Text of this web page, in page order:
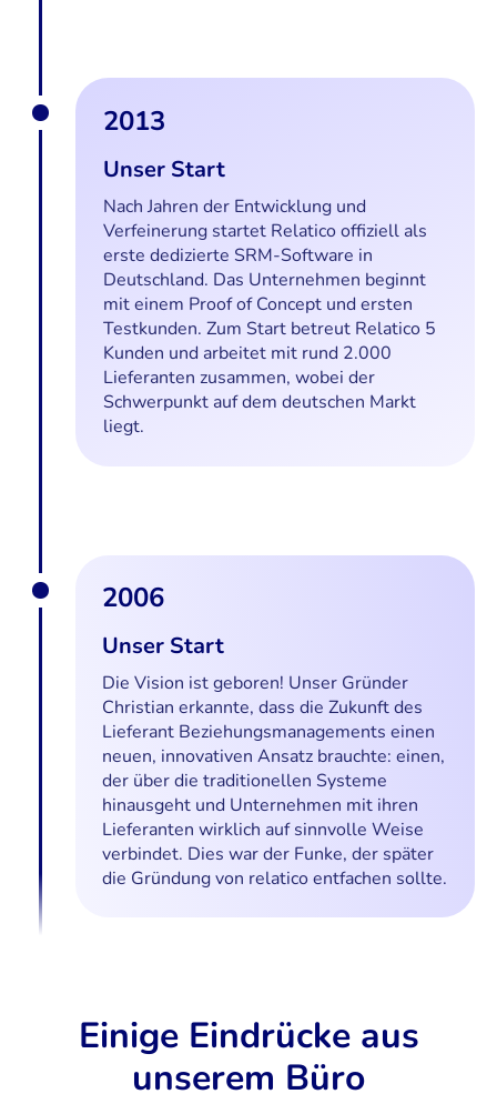
2013
Unser Start
Nach Jahren der Entwicklung und
Verfeinerung startet Relatico offiziell als
erste dedizierte SRM-Software in
Deutschland. Das Unternehmen beginnt
mit einem Proof of Concept und ersten
Testkunden. Zum Start betreut Relatico 5
Kunden und arbeitet mit rund 2.000
Lieferanten zusammen, wobei der
Schwerpunkt auf dem deutschen Markt
liegt.
2006
Unser Start
Die Vision ist geboren! Unser Gründer
Christian erkannte, dass die Zukunft des
Lieferant Beziehungsmanagements einen
neuen, innovativen Ansatz brauchte: einen,
der über die traditionellen Systeme
hinausgeht und Unternehmen mit ihren
Lieferanten wirklich auf sinnvolle Weise
verbindet. Dies war der Funke, der später
die Gründung von relatico entfachen sollte.
Einige Eindrücke aus
unserem Büro